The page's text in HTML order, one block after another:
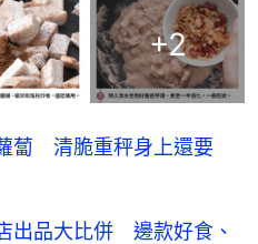
+2
蔔 清脆重秤身上還要
出品大比併 邊款好食、